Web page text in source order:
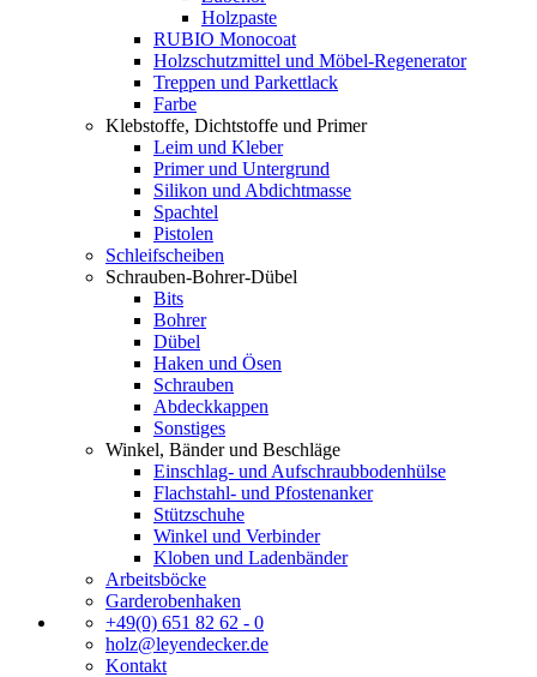
Holzpaste
RUBIO Monocoat
Holzschutzmittel und Möbel-Regenerator
Treppen und Parkettlack
Farbe
Klebstoffe, Dichtstoffe und Primer
Leim und Kleber
Primer und Untergrund
Silikon und Abdichtmasse
Spachtel
Pistolen
Schleifscheiben
Schrauben-Bohrer-Dübel
Bits
Bohrer
Dübel
Haken und Ösen
Schrauben
Abdeckkappen
Sonstiges
Winkel, Bänder und Beschläge
Einschlag- und Aufschraubbodenhülse
Flachstahl- und Pfostenanker
Stützschuhe
Winkel und Verbinder
Kloben und Ladenbänder
Arbeitsböcke
Garderobenhaken
+49(0) 651 82 62 - 0
holz@leyendecker.de
Kontakt